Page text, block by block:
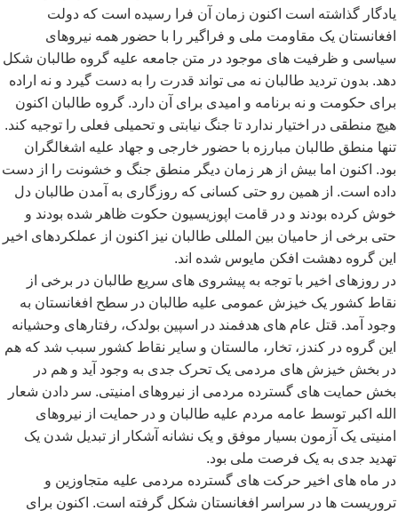
یادگار گذاشته است اکنون زمان آن فرا رسیده است که دولت
افغانستان یک مقاومت ملی و فراگیر را با حضور همه نیروهای
سیاسی و ظرفیت های موجود در متن جامعه علیه گروه طالبان شکل
دهد. بدون تردید طالبان نه می تواند قدرت را به دست گیرد و نه اراده
برای حکومت و نه برنامه و امیدی برای آن دارد. گروه طالبان اکنون
هیچ منطقی در اختیار ندارد تا جنگ نیابتی و تحمیلی فعلی را توجیه کند.
تنها منطق طالبان مبارزه با حضور خارجی و جهاد علیه اشغالگران
بود. اکنون اما بیش از هر زمان دیگر منطق جنگ و خشونت را از دست
داده است. از همین رو حتی کسانی که روزگاری به آمدن طالبان دل
خوش کرده بودند و در قامت اپوزیسیون حکوت ظاهر شده بودند و
حتی برخی از حامیان بین المللی طالبان نیز اکنون از عملکردهای اخیر
این گروه دهشت افکن مایوس شده اند.
در روزهای اخیر با توجه به پیشروی های سریع طالبان در برخی از
نقاط کشور یک خیزش عمومی علیه طالبان در سطح افغانستان به
وجود آمد. قتل عام های هدفمند در اسپین بولدک، رفتارهای وحشیانه
این گروه در کندز، تخار، مالستان و سایر نقاط کشور سبب شد که هم
در بخش خیزش های مردمی یک تحرک جدی به وجود آید و هم در
بخش حمایت های گسترده مردمی از نیروهای امنیتی. سر دادن شعار
الله اکبر توسط عامه مردم علیه طالبان و در حمایت از نیروهای
امنیتی یک آزمون بسیار موفق و یک نشانه آشکار از تبدیل شدن یک
تهدید جدی به یک فرصت ملی بود.
در ماه های اخیر حرکت های گسترده مردمی علیه متجاوزین و
تروریست ها در سراسر افغانستان شکل گرفته است. اکنون برای